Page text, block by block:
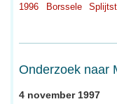
1996
Borssele
Onderzoek naar
4 november 1997